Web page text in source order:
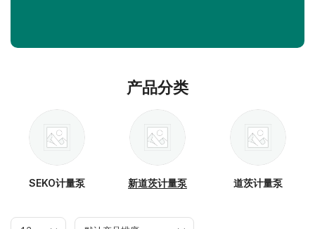
产品分类
SEKO计量泵 新道茨计量泵 道茨计量泵